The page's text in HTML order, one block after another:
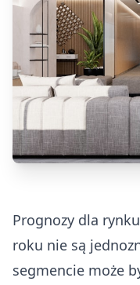
Prognozy dla
roku nie są
segmencie może